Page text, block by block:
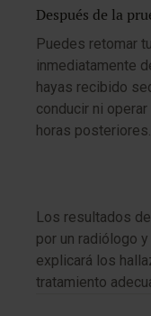
Después de la
Puedes retomar
inmediatamente
hayas recibido
conducir ni
horas posteriores.
Los resultados
por un radiólogo
explicará los
tratamiento